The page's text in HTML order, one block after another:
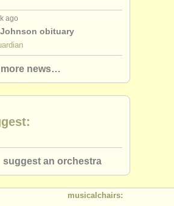
ago
obituary
more news…
suggest an orchestra
musicalchairs: